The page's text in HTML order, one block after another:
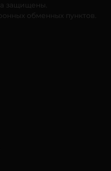
защищены.
обменных пунктов.